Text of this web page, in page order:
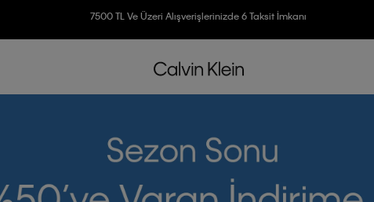
3500 TL Üzeri Ücretsiz Kargo